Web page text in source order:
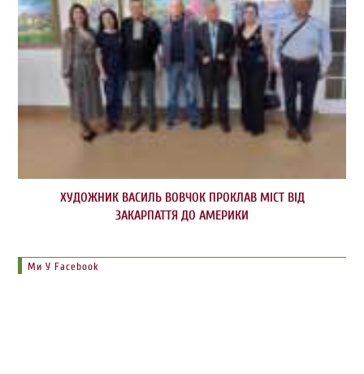
ХУДОЖНИК ВАСИЛЬ ВОВЧОК ПРОКЛАВ МІСТ ВІД
ЗАКАРПАТТЯ ДО АМЕРИКИ
Ми У Facebook